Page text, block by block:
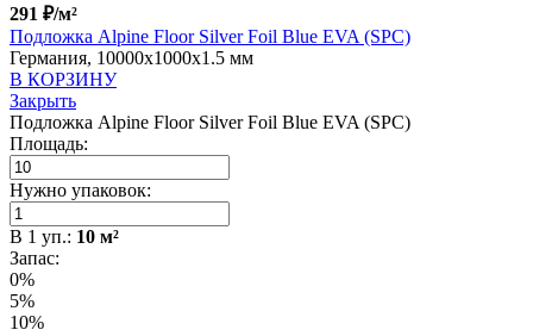
291 ₽/м²
Подложка Alpine Floor Silver Foil Blue EVA (SPC)
Германия, 10000x1000x1.5 мм
В КОРЗИНУ
Закрыть
Подложка Alpine Floor Silver Foil Blue EVA (SPC)
Площадь:
Нужно упаковок:
В 1 уп.: 10 м²
Запас:
0%
5%
10%